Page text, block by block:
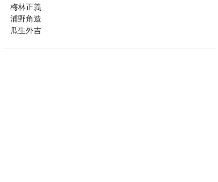
梅林正義
浦野角造
瓜生外吉